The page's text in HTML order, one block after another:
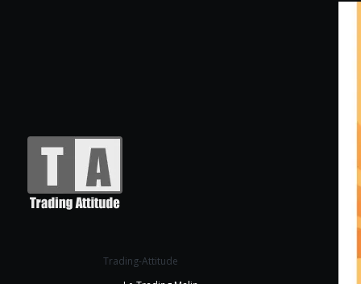
Trading-Attitude